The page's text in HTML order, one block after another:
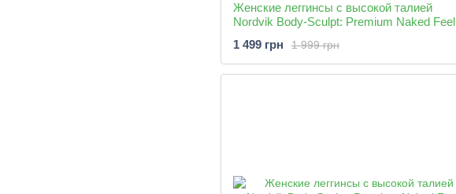
Женские леггинсы с высокой талией
Nordvik Body-Sculpt: Premium Naked Feel
эффектом Black
1 999 грн
1 499 грн